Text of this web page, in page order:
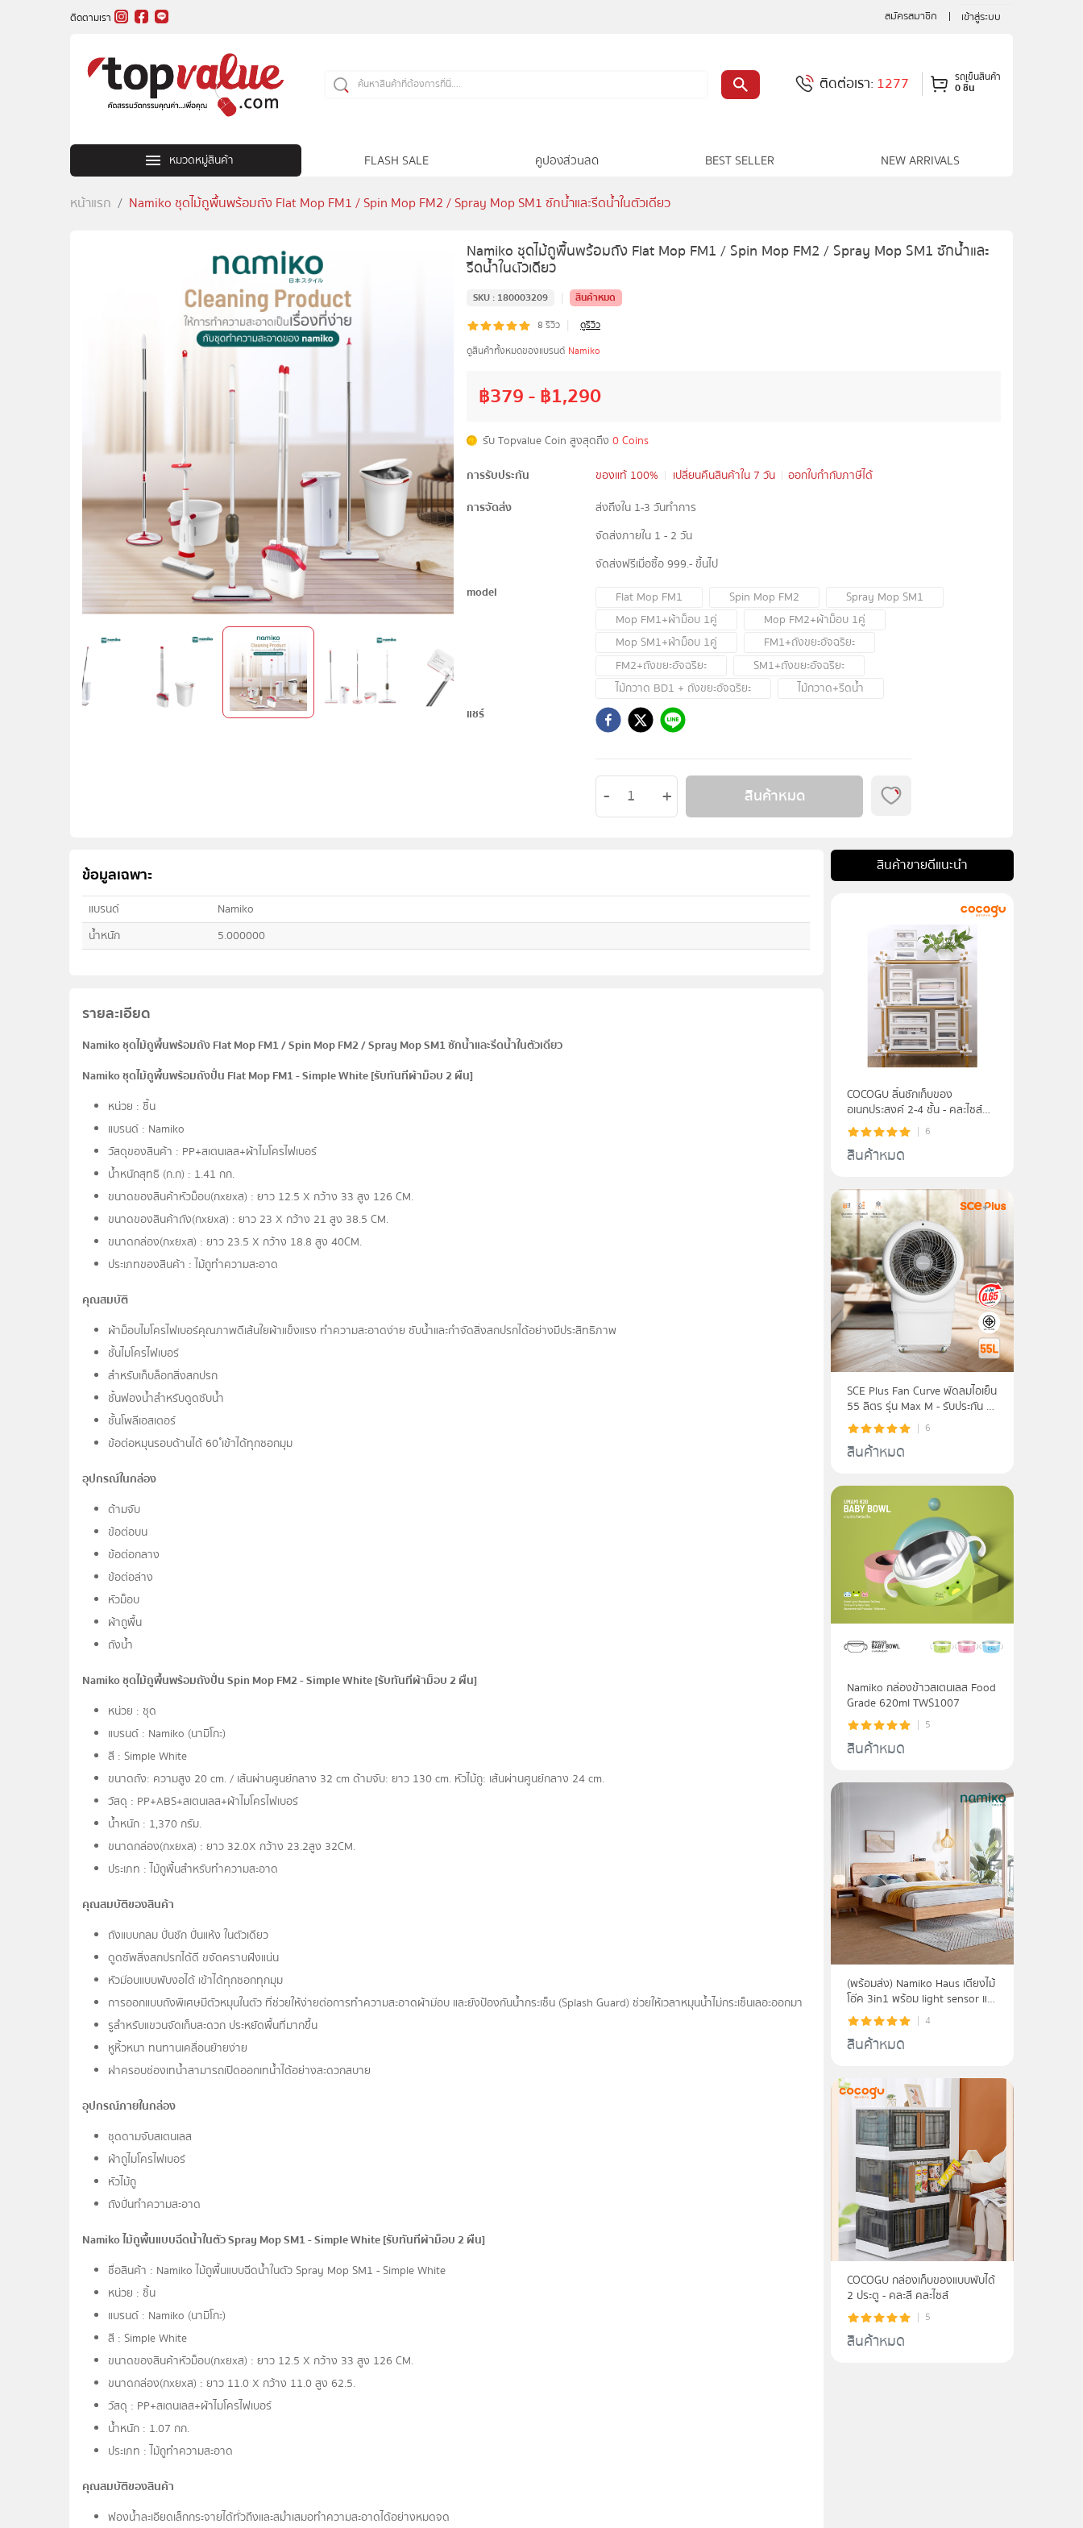
ติดตามเรา สมัครสมาชิก เข้าสู่ระบบ
หมวดหมู่สินค้า FLASH SALE คูปองส่วนลด BEST SELLER NEW ARRIVALS
ติดต่อเรา:1277 รถเข็นสินค้า
0 ชิ้น
หน้าแรก Namiko ชุดไม้ถูพื้นพร้อมถัง Flat Mop FM1 / Spin Mop FM2 / Spray Mop SM1 ซักน้ำและรีดน้ำในตัวเดียว
Namiko ชุดไม้ถูพื้นพร้อมถัง Flat Mop FM1 / Spin Mop FM2 / Spray Mop SM1 ซักน้ำและ
รีดน้ำในตัวเดียว
SKU : 180003209 |
สินค้าหมด
8 รีวิว |
ดูรีวิว
ดูสินค้าทั้งหมดของแบรนด์ Namiko
฿379- ฿1,290
รับ Topvalue Coin สูงสุดถึง 0 Coins
การรับประกัน
ของแท้ 100% เปลี่ยนคืนสินค้าใน 7 วัน
ออกใบกำกับภาษีได้
การจัดส่ง
ส่งถึงใน 1-3 วันทำการ
จัดส่งภายใน 1 - 2 วัน
จัดส่งฟรีเมื่อซื้อ 999.- ขึ้นไป
model
Flat Mop FM1 Spin Mop FM2
Spray Mop SM1
Mop FM1+ผ้าม็อบ 1คู่
Mop FM2+ผ้าม็อบ 1คู่
Mop SM1+ผ้าม็อบ 1คู่
FM1+ถังขยะอัจฉริยะ
FM2+ถังขยะอัจฉริยะ
SM1+ถังขยะอัจฉริยะ
ไม้กวาด BD1 + ถังขยะอัจฉริยะ
ไม้กวาด+รีดน้ำ
แชร์
สินค้าหมด
ข้อมูลเฉพาะ
แบรนด์
Namiko
น้ำหนัก
5.000000
รายละเอียด
Namiko ชุดไม้ถูพื้นพร้อมถัง Flat Mop FM1 / Spin Mop FM2 / Spray Mop SM1 ซักน้ำและรีดน้ำในตัวเดียว
Namiko ชุดไม้ถูพื้นพร้อมถังปั่น Flat Mop FM1 - Simple White [รับทันทีผ้าม็อบ 2 ผืน]
หน่วย : ชิ้น
แบรนด์ : Namiko
วัสดุของสินค้า : PP+สเตนเลส+ผ้าไมโครไฟเบอร์
น้ำหนักสุทธิ (ก.ก) : 1.41 กก.
ขนาดของสินค้าหัวม็อบ(กxยxส) : ยาว 12.5 X กว้าง 33 สูง 126 CM.
ขนาดของสินค้าถัง(กxยxส) : ยาว 23 X กว้าง 21 สูง 38.5 CM.
ขนาดกล่อง(กxยxส) : ยาว 23.5 X กว้าง 18.8 สูง 40 CM.
ประเภทของสินค้า : ไม้ถูทำความสะอาด
คุณสมบัติ
ผ้าม็อบไมโครไฟเบอร์คุณภาพดีเส้นใยผ้าแข็งแรง ทำความสะอาดง่าย ซับน้ำและกำจัดสิ่งสกปรกได้อย่างมีประสิทธิภาพ
ชั้นไมโครไฟเบอร์
สำหรับเก็บล็อกสิ่งสกปรก
ชั้นฟองน้ำสำหรับดูดซับน้ำ
ชั้นโพลีเอสเตอร์
ข้อต่อหมุนรอบด้านได้ 60 ํเข้าได้ทุกซอกมุม
อุปกรณ์ในกล่อง
ด้ามจับ
ข้อต่อบน
ข้อต่อกลาง
ข้อต่อล่าง
หัวม็อบ
ผ้าถูพื้น
ถังน้ำ
Namiko ชุดไม้ถูพื้นพร้อมถังปั่น Spin Mop FM2 - Simple White [รับทันทีผ้าม็อบ 2 ผืน]
หน่วย : ชุด
แบรนด์ : Namiko (นามิโกะ)
สี : Simple White
ขนาดถัง: ความสูง 20 cm. / เส้นผ่านศูนย์กลาง 32 cm ด้ามจับ: ยาว 130 cm. หัวไม้ถู: เส้นผ่านศูนย์กลาง 24 cm.
วัสดุ : PP+ABS+สเตนเลส+ผ้าไมโครไฟเบอร์
น้ำหนัก : 1,370 กรัม.
ขนาดกล่อง(กxยxส) : ยาว 32.0 X กว้าง 23.2 สูง 32 CM.
ประเภท : ไม้ถูพื้นสำหรับทำความสะอาด
คุณสมบัติของสินค้า
ถังแบบกลม ปั่นชัก ปั่นแห้ง ในตัวเดียว
ดูดซัพสิ่งสกปรกได้ดี ขจัดคราบฝังแน่น
หัวม๊อบแบบพับงอได้ เข้าได้ทุกซอกทุกมุม
การออกแบบถังพิเศษมีตัวหมุนในตัว ที่ช่วยให้ง่ายต่อการทำความสะอาดผ้าม๊อบ และยังป้องกันน้ำกระเซ็น (Splash Guard) ช่วยให้เวลาหมุนน้ำไม่กระเซ็นเลอะออกมา
รูสำหรับแขวนจัดเก็บสะดวก ประหยัดพื้นที่มากขึ้น
หูหิ้วหนา ทนทานเคลื่อนย้ายง่าย
ฝาครอบช่องเทน้ำสามารถเปิดออกเทน้ำได้อย่างสะดวกสบาย
อุปกรณ์ภายในกล่อง
ชุดดามจับสเตนเลส
ผ้าถูไมโครไฟเบอร์
หัวไม้ถู
ถังปั่นทำความสะอาด
Namiko ไม้ถูพื้นแบบฉีดน้ำในตัว Spray Mop SM1 - Simple White [รับทันทีผ้าม็อบ 2 ผืน]
ชื่อสินค้า : Namiko ไม้ถูพื้นแบบฉีดน้ำในตัว Spray Mop SM1 - Simple White
หน่วย : ชิ้น
แบรนด์ : Namiko (นามิโกะ)
สี : Simple White
ขนาดของสินค้าหัวม็อบ(กxยxส) : ยาว 12.5 X กว้าง 33 สูง 126 CM.
ขนาดกล่อง(กxยxส) : ยาว 11.0 X กว้าง 11.0 สูง 62.5.
วัสดุ : PP+สเตนเลส+ผ้าไมโครไฟเบอร์
น้ำหนัก : 1.07 กก.
ประเภท : ไม้ถูทำความสะอาด
คุณสมบัติของสินค้า
ฟองน้ำละเอียดเล็กกระจายได้ทั่วถึงและสม่ำเสมอทำความสะอาดได้อย่างหมดจด
สินค้าขายดีแนะนำ
COCOGU ลิ้นชักเก็บของ
อเนกประสงค์ 2-4 ชั้น - คละไซส์
คละสี
6
สินค้าหมด
SCE Plus Fan Curve พัดลมไอเย็น
55 ลิตร รุ่น Max M - รับประกัน 2
ปี
6
สินค้าหมด
Namiko กล่องข้าวสเตนเลส Food
Grade 620ml TWS1007
5
สินค้าหมด
(พร้อมส่ง) Namiko Haus เตียงไม้
โอ๊ค 3in1 พร้อม light sensor และ
usb charger ขนาด 5-6 ฟุต รุ่น
LS02ZHJU1A
4
สินค้าหมด
COCOGU กล่องเก็บของแบบพับได้
2 ประตู - คละสี คละไซส์
5
สินค้าหมด